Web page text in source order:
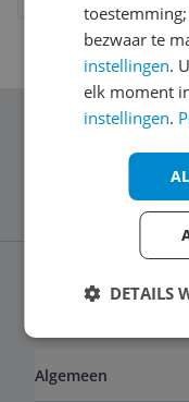
Schrijf je in voor
Service
Algemeen
bezwaar te
instellingen.
elk moment
instellingen.
DETAILS